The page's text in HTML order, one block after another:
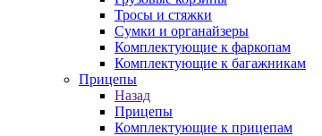
Тросы и стяжки
Сумки и органайзеры
Комплектующие к фаркопам
Комплектующие к багажникам
Прицепы
Назад
Прицепы
Комплектующие к прицепам